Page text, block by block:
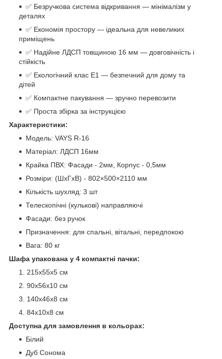
✅ Безручкова система відкривання — мінімалізм у
деталях
✅ Економія простору — ідеальна для невеликих
приміщень
✅ Надійне ЛДСП товщиною 16 мм — довговічність і
стійкість
✅ Екологічний клас Е1 — безпечний для дому та
дітей
✅ Компактне пакування — зручно перевозити
✅ Проста збірка за інструкцією
Характеристики:
Модель: VAYS R-16
Матеріал: ЛДСП 16мм
Крайка ПВХ: Фасади - 2мм, Корпус - 0,5мм
Розміри: (ШхГхВ) - 802×500×2110 мм
Кількість шухляд: 3 шт
Телескопічні (кулькові) направляючі
Фасади: без ручок
Призначення: для спальні, вітальні, передпокою
Вага: 80 кг
Шафа упакована у 4 компактні пачки:
215х55х5 см
90х56х10 см
140х46х8 см
84х10х8 см
Доступна для замовлення в кольорах:
Білий
Дуб Сонома